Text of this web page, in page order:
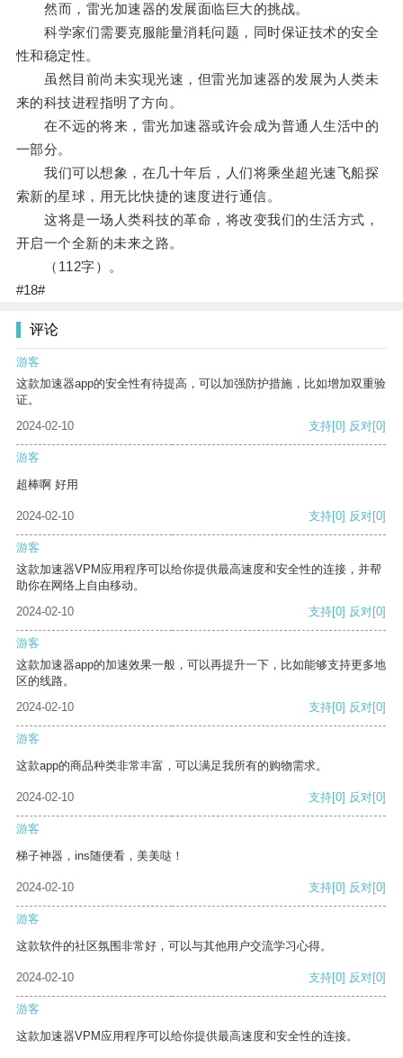
然而，雷光加速器的发展面临巨大的挑战。
科学家们需要克服能量消耗问题，同时保证技术的安全
性和稳定性。
虽然目前尚未实现光速，但雷光加速器的发展为人类未
来的科技进程指明了方向。
在不远的将来，雷光加速器或许会成为普通人生活中的
一部分。
我们可以想象，在几十年后，人们将乘坐超光速飞船探
索新的星球，用无比快捷的速度进行通信。
这将是一场人类科技的革命，将改变我们的生活方式，
开启一个全新的未来之路。
（112字）。
#18#
评论
游客
这款加速器app的安全性有待提高，可以加强防护措施，比如增加双重验
证。
2024-02-10
支持[0] 反对[0]
游客
超棒啊 好用
2024-02-10 支持[0] 反对[0]
游客
这款加速器VPM应用程序可以给你提供最高速度和安全性的连接，并帮
助你在网络上自由移动。
2024-02-10
支持[0] 反对[0]
游客
这款加速器app的加速效果一般，可以再提升一下，比如能够支持更多地
区的线路。
2024-02-10
支持[0] 反对[0]
游客
这款app的商品种类非常丰富，可以满足我所有的购物需求。
2024-02-10 支持[0] 反对[0]
游客
梯子神器，ins随便看，美美哒！
2024-02-10 支持[0] 反对[0]
游客
这款软件的社区氛围非常好，可以与其他用户交流学习心得。
2024-02-10 支持[0] 反对[0]
游客
这款加速器VPM应用程序可以给你提供最高速度和安全性的连接。